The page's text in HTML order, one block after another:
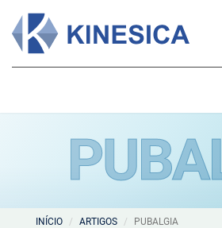
INÍCIO ARTIGOS PUBALGIA